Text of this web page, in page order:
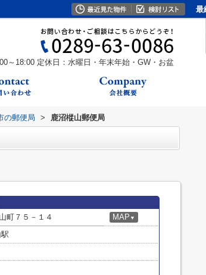
最
～18:00 定休日：水曜日・年末年始・GW・お盆
の郵便局 > 鹿沼樅山郵便局
町７５－１４ MAP ▼